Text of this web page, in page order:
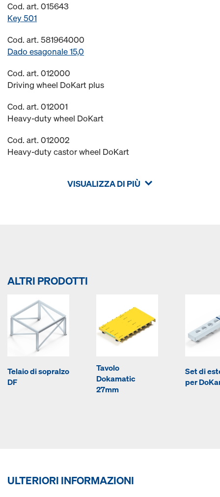
Cod. art. 015643
Key 501
Cod. art. 581964000
Dado esagonale 15,0
Cod. art. 012000
Driving wheel DoKart plus
Cod. art. 012001
Heavy-duty wheel DoKart
Cod. art. 012002
Heavy-duty castor wheel DoKart
VISUALIZZA DI PIÙ
ALTRI PRODOTTI
Telaio di sopralzo
DF
Tavolo
Dokamatic
27mm
Set di
per
ULTERIORI INFORMAZIONI